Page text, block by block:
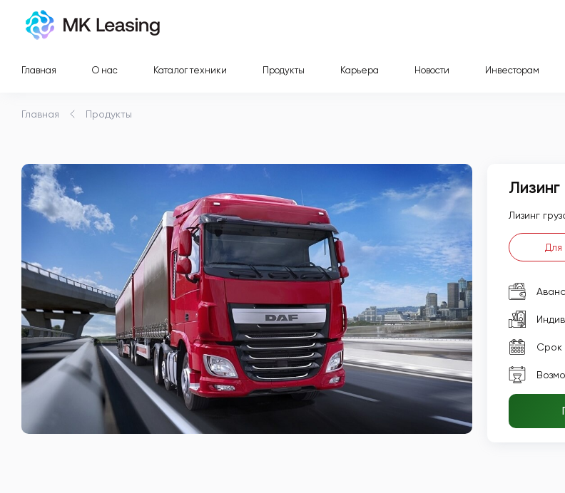
Главная О нас Каталог техники Продукты Карьера Новости Инвесторам
Главная Продукты
Лизинг
Для
Срок